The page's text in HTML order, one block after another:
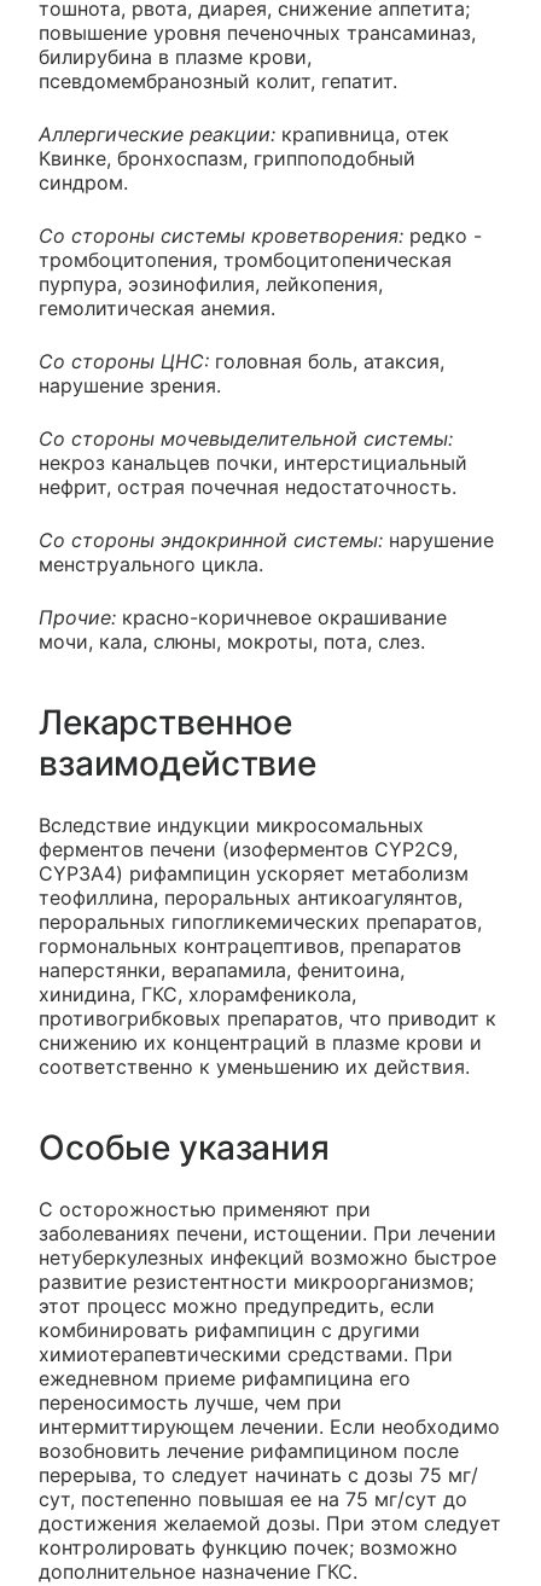
тошнота, рвота, диарея, снижение аппетита;
повышение уровня печеночных трансаминаз,
билирубина в плазме крови,
псевдомембранозный колит, гепатит.
Аллергические реакции: крапивница, отек
Квинке, бронхоспазм, гриппоподобный
синдром.
Со стороны системы кроветворения: редко -
тромбоцитопения, тромбоцитопеническая
пурпура, эозинофилия, лейкопения,
гемолитическая анемия.
Со стороны ЦНС: головная боль, атаксия,
нарушение зрения.
Со стороны мочевыделительной системы:
некроз канальцев почки, интерстициальный
нефрит, острая почечная недостаточность.
Со стороны эндокринной системы: нарушение
менструального цикла.
Прочие: красно-коричневое окрашивание
мочи, кала, слюны, мокроты, пота, слез.
Лекарственное
взаимодействие
Вследствие индукции микросомальных
ферментов печени (изоферментов CYP2C9,
CYP3A4) рифампицин ускоряет метаболизм
теофиллина, пероральных антикоагулянтов,
пероральных гипогликемических препаратов,
гормональных контрацептивов, препаратов
наперстянки, верапамила, фенитоина,
хинидина, ГКС, хлорамфеникола,
противогрибковых препаратов, что приводит к
снижению их концентраций в плазме крови и
соответственно к уменьшению их действия.
Особые указания
С осторожностью применяют при
заболеваниях печени, истощении. При лечении
нетуберкулезных инфекций возможно быстрое
развитие резистентности микроорганизмов;
этот процесс можно предупредить, если
комбинировать рифампицин с другими
химиотерапевтическими средствами. При
ежедневном приеме рифампицина его
переносимость лучше, чем при
интермиттирующем лечении. Если необходимо
возобновить лечение рифампицином после
перерыва, то следует начинать с дозы 75 мг/
сут, постепенно повышая ее на 75 мг/сут до
достижения желаемой дозы. При этом следует
контролировать функцию почек; возможно
дополнительное назначение ГКС.